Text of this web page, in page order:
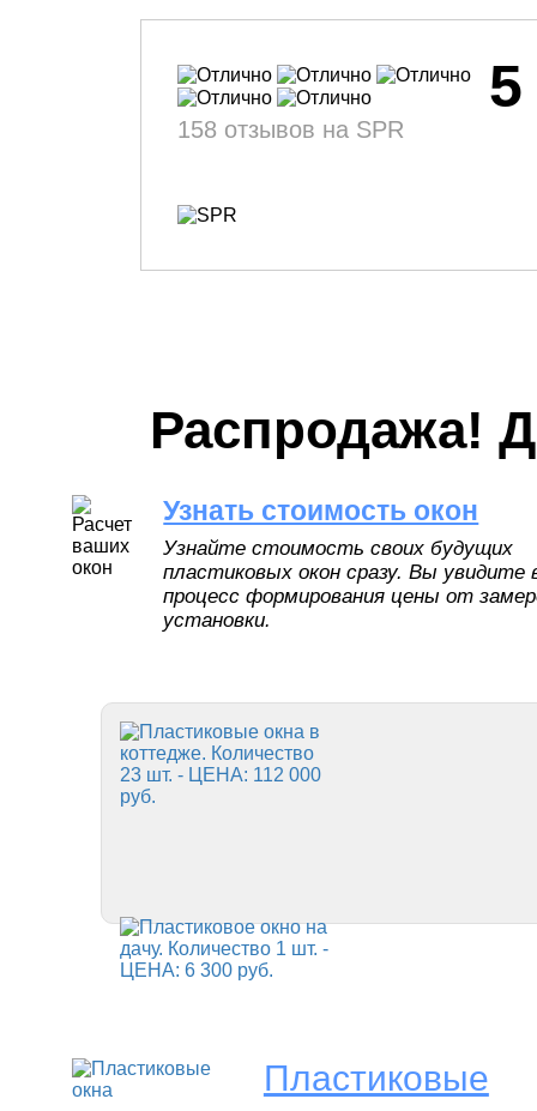
5
158 отзывов на SPR
Распродажа!
Узнать стоимость окон
Узнайте стоимость своих будущих
пластиковых окон сразу. Вы увидите
процесс формирования цены от
установки.
Пластиковые